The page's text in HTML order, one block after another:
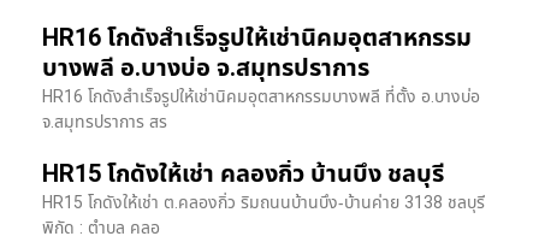
HR16 โกดังสำเร็จรูปให้เช่านิคมอุตสาหกรรม
บางพลี อ.บางบ่อ จ.สมุทรปราการ
HR16 โกดังสำเร็จรูปให้เช่านิคมอุตสาหกรรมบางพลี ที่ตั้ง อ.บางบ่อ
จ.สมุทรปราการ สร
HR15 โกดังให้เช่า คลองกิ่ว บ้านบึง ชลบุรี
HR15 โกดังให้เช่า ต.คลองกิ่ว ริมถนนบ้านบึง-บ้านค่าย 3138 ชลบุรี
พิกัด : ตำบล คลอ